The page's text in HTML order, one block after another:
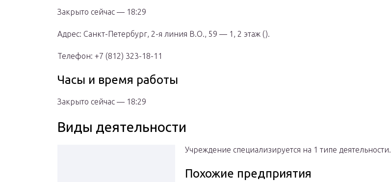
Закрыто сейчас — 18:29
Адрес: Санкт-Петербург, 2-я линия В.О., 59 — 1, 2 этаж ().
Телефон: +7 (812) 323-18-11
Часы и время работы
Закрыто сейчас — 18:29
Виды деятельности
Учреждение специализируется на 1 типе деятельности.
Похожие предприятия